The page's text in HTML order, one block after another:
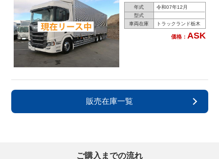
年式
令和07年12月
型式
車両在庫
トラックランド栃木
価格： ASK
販売在庫一覧
ご購入までの流れ